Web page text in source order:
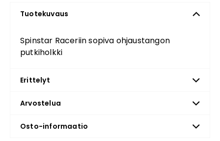
Tuotekuvaus
Spinstar Raceriin sopiva ohjaustangon
putkiholkki
Erittelyt
Arvostelua
Osto-informaatio